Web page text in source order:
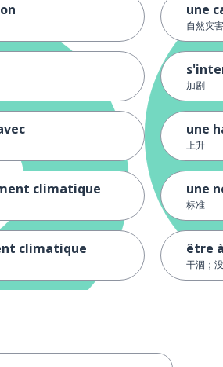
climatique
climatique
une
自然灾害
加剧
une
上升
une
标准
être
干涸；